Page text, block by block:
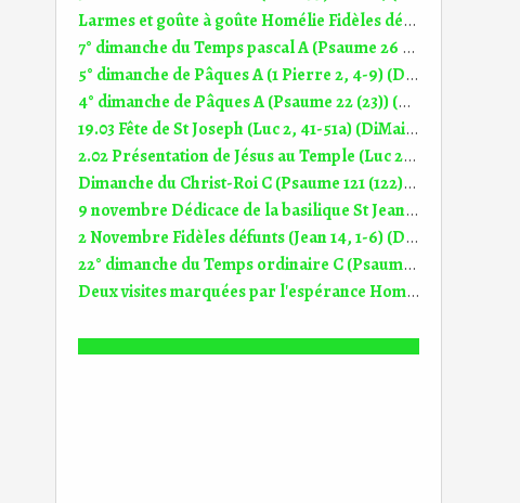
Larmes et goûte à goûte Homélie Fidèles défunts (2.11.2025)
7° dimanche du Temps pascal A (Psaume 26 (27)) (DiMail 496)
5° dimanche de Pâques A (1 Pierre 2, 4-9) (DiMail 325)
4° dimanche de Pâques A (Psaume 22 (23)) (DiMail 521)
19.03 Fête de St Joseph (Luc 2, 41-51a) (DiMail 439)
2.02 Présentation de Jésus au Temple (Luc 2, 22-40) (DiMail 51)
Dimanche du Christ-Roi C (Psaume 121 (122)) (DiMail 632)
9 novembre Dédicace de la basilique St Jean du Latran (1 Corinthiens 3, 9b-11.16-17) (DiMail 368)
2 Novembre Fidèles défunts (Jean 14, 1-6) (DiMail 18B)
22° dimanche du Temps ordinaire C (Psaume 67 (68)) (DiMail 624)
Deux visites marquées par l'espérance Homélie 16° dim TO C (20.07.2025)